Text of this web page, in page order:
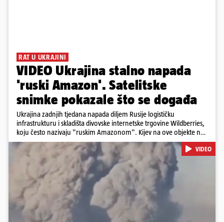
RAT U UKRAJINI
VIDEO Ukrajina stalno napada
'ruski Amazon'. Satelitske
snimke pokazale što se događa
Ukrajina zadnjih tjedana napada diljem Rusije logističku
infrastrukturu i skladišta divovske internetske trgovine Wildberries,
koju često nazivaju "ruskim Amazonom". Kijev na ove objekte ne
gleda samo kao na obična trgovačka skladišta, već tvrdi da ih ruske
snage koriste i za vojne potrebe, odnosno za skladištenje i
distribuciju dijelova za dronove i druge opreme koja se koristi u
ratu. S druge strane, napadi služe i kao izravan odgovor na ruska
bombardiranja ukrajinske poštanske i logističke infrastrukture te
kao način da se ekonomske posljedice rata prenesu dublje na ruski
teritorij i približe običnim građanima.
Pokretanje videa...
VIDEO